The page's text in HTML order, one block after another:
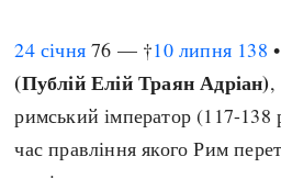
24 січня 76 — †10 липня 138
(Публій Елій Траян Адріан),
римський імператор (117-138
час правління якого Рим